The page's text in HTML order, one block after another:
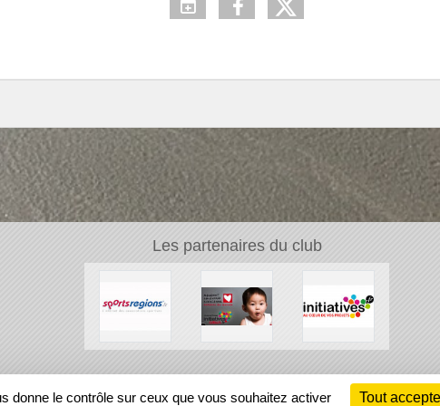
Les partenaires du club
donne le contrôle sur ceux que vous souhaitez activer Tout